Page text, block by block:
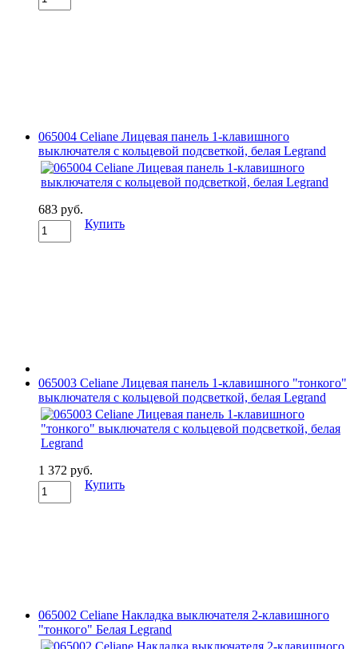
065004 Celianе Лицевая панель 1-клавишного
выключателя с кольцевой подсветкой, белая Legrand
683 руб.
Купить
065003 Celianе Лицевая панель 1-клавишного "тонкого"
выключателя с кольцевой подсветкой, белая Legrand
1 372 руб.
Купить
065002 Celiane Накладка выключателя 2-клавишного
"тонкого" Белая Legrand